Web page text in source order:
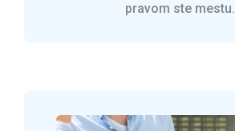
pravom ste mestu.